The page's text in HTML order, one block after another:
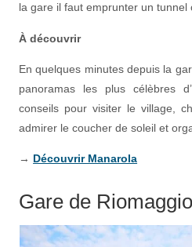
la gare il faut emprunter un tunnel
À découvrir
En quelques minutes depuis la
panoramas les plus célèbres
conseils pour visiter le village,
admirer le coucher de soleil et
→ Découvrir Manarola
Gare de